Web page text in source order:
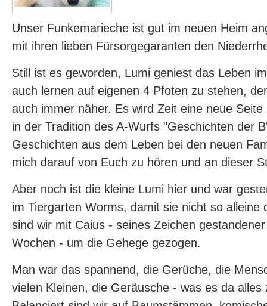
Unser Funkemarieche ist gut im neuen Heim
mit ihren lieben Fürsorgegaranten den
Still ist es geworden, Lumi geniest das Leben
auch lernen auf eigenen 4 Pfoten zu stehen,
auch immer näher. Es wird Zeit eine neue
in der Tradition des A-Wurfs "Geschichten der
Geschichten aus dem Leben bei den neuen
mich darauf von Euch zu hören und an dieser
Aber noch ist die kleine Lumi hier und war
im Tiergarten Worms, damit sie nicht so alleine
sind wir mit Caius - seines Zeichen
Wochen - um die Gehege gezogen.
Man war das spannend, die Gerüche, die
vielen Kleinen, die Geräusche - was es da alles